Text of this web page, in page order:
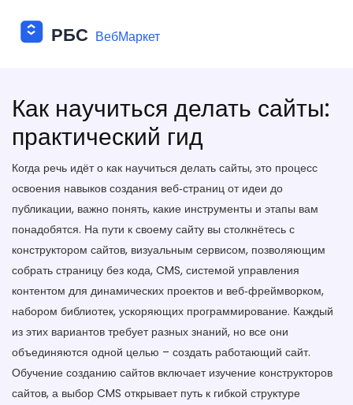
Как научиться делать сайты:
практический гид
Когда речь идёт о как научиться делать сайты, это процесс
освоения навыков создания веб‑страниц от идеи до
публикации, важно понять, какие инструменты и этапы вам
понадобятся. На пути к своему сайту вы столкнётесь с
конструктором сайтов, визуальным сервисом, позволяющим
собрать страницу без кода, CMS, системой управления
контентом для динамических проектов и веб‑фреймворком,
набором библиотек, ускоряющих программирование. Каждый
из этих вариантов требует разных знаний, но все они
объединяются одной целью – создать работающий сайт.
Обучение созданию сайтов включает изучение конструкторов
сайтов, а выбор CMS открывает путь к гибкой структуре